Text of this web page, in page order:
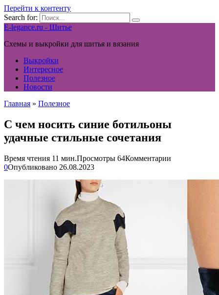
Перейти к контенту
Search for:
E-legance.ru - Шитье
Схемы и выкройки для шитья и вязания
Выкройки
Интересное
Полезное
Новости
Главная » Полезное
С чем носить синие ботильоны
удачные стильные сочетания
Время чтения 11 мин.Просмотры 64Комментарии
0Опубликовано 26.08.2023